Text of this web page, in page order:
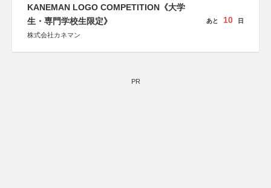
KANEMAN LOGO COMPETITION《大学
生・専門学校生限定》
株式会社カネマン
あと 10 日
PR